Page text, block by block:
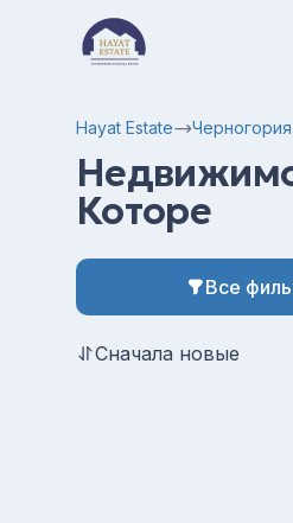
Hayat Estate Черногория
Которе
Все
Сначала новые